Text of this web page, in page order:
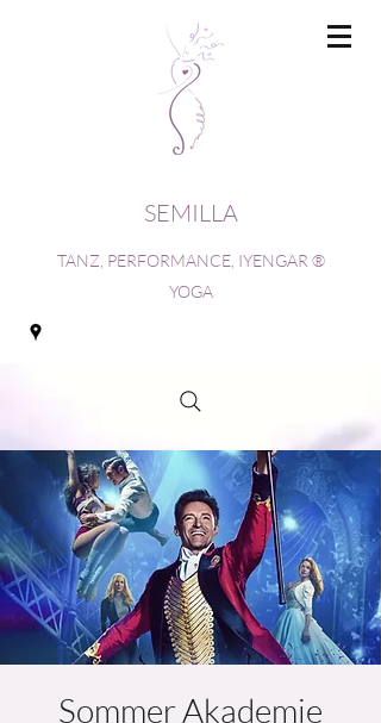
SEMILLA
TANZ, PERFORMANCE, IYENGAR ®
YOGA
Sommer Akademie